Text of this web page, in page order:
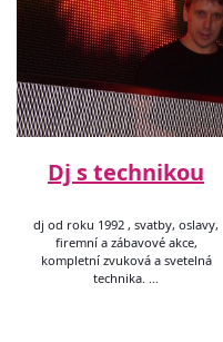
Dj s technikou
dj od roku 1992 , svatby, oslavy,
firemní a zábavové akce,
kompletní zvuková a svetelná
technika. …